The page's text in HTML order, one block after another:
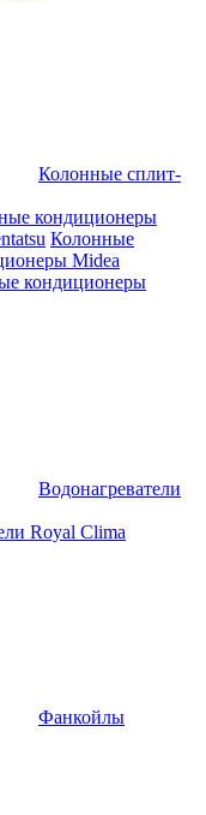
Колонные сплит-
кондиционеры
Колонные
Midea
кондиционеры
Водонагреватели
Royal Clima
Фанкойлы